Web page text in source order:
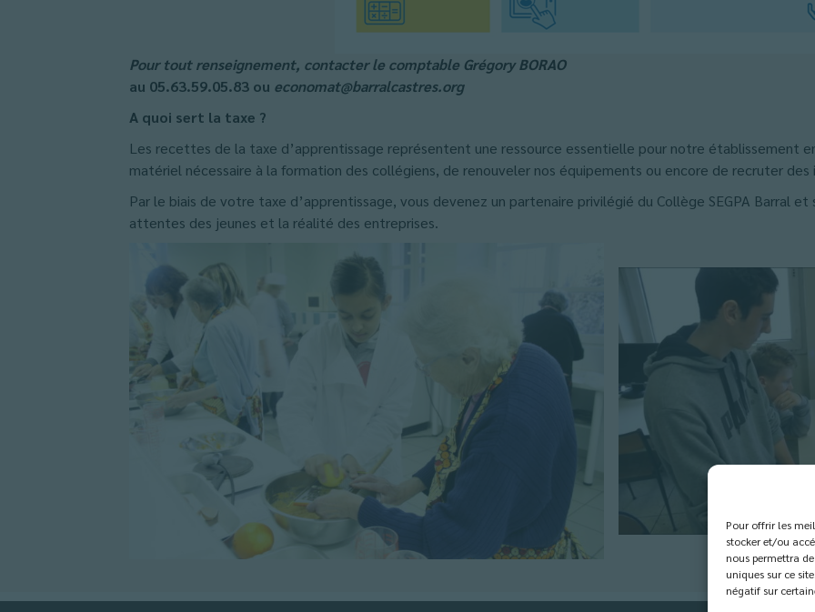
Pour offrir les
stocker et/ou
nous permettra
uniques sur ce
négatif sur
Pour tout renseignement, contacter le comptable Grégory BORAO
au 05.63.59.05.83 ou economat@barralcastres.org
A quoi sert la taxe ?
Les recettes de la taxe d’apprentissage représentent une ressource essentielle pour notre établissement
matériel nécessaire à la formation des collégiens, de renouveler nos équipements ou encore de recruter
Par le biais de votre taxe d’apprentissage, vous devenez un partenaire privilégié du Collège SEGPA Barral
attentes des jeunes et la réalité des entreprises.